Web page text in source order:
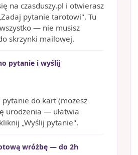
na czasduszy.pl i otwierasz
pytanie tarotowi". Tu
— nie musisz
skrzynki mailowej.
pytanie i wyślij
do kart (możesz
urodzenia — ułatwia
„Wyślij pytanie".
wróżbę — do 2h